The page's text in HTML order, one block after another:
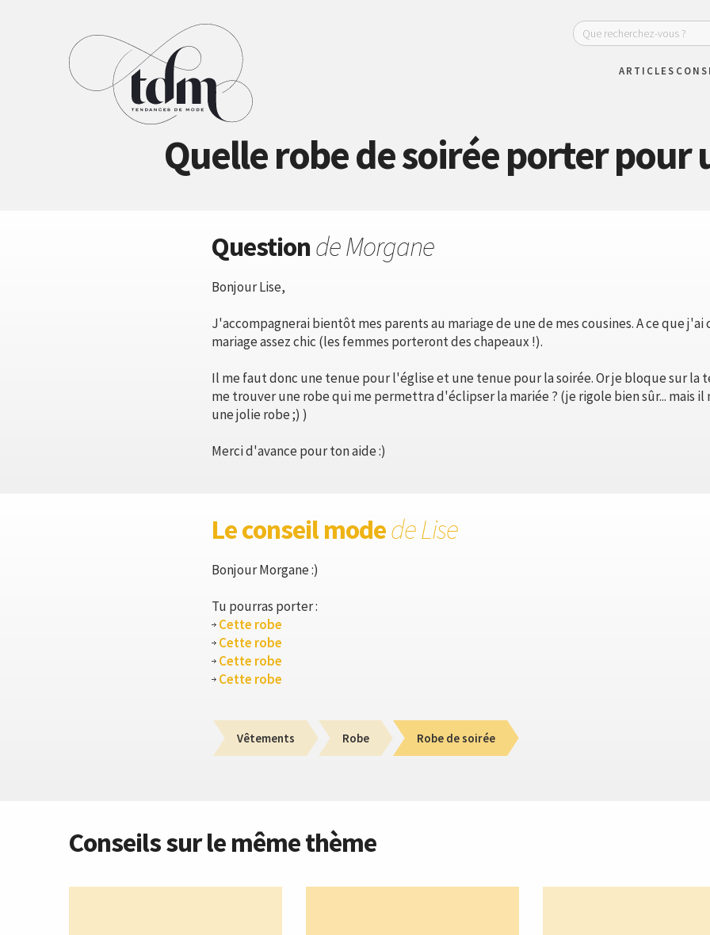
ARTICLES
Quelle robe de soirée porter pour
Questionde Morgane
Bonjour Lise,
J'accompagnerai bientôt mes parents au mariage de une de mes cousines. A ce que
mariage assez chic (les femmes porteront des chapeaux !).
Il me faut donc une tenue pour l'église et une tenue pour la soirée. Or je bloque sur la
me trouver une robe qui me permettra d'éclipser la mariée ? (je rigole bien sûr... mais
une jolie robe ;) )
Merci d'avance pour ton aide :)
Le conseil modede Lise
Bonjour Morgane :)
Tu pourras porter :
Cette robe
Cette robe
Cette robe
Cette robe
Vêtements Robe Robe de soirée
Conseils sur le même thème